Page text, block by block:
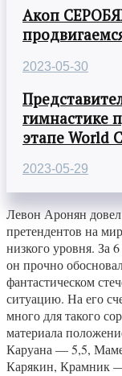
Акоп
2023-05-30
гимнастике
этапе World
2023-05-29
Левон Аронян
претендентов на
низкого уровня. За
он прочно
фантастическом
ситуацию. На его
много для такого
материала
Каруана — 5,5,
Карякин, Крамник